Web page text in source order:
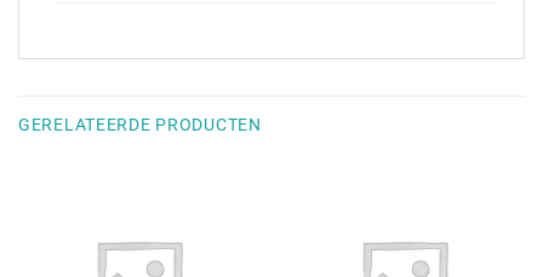
GERELATEERDE PRODUCTEN